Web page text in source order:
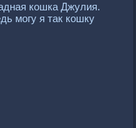
кошка Джулия.
могу я так кошку